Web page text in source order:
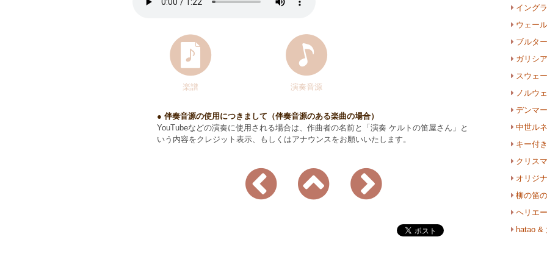
楽譜 演奏音源
● 伴奏音源の使用につきまして（伴奏音源のある楽曲の場合）
YouTubeなどの演奏に使用される場合は、作曲者の名前と「演奏 ケルトの笛屋さん」と
いう内容をクレジット表示、もしくはアナウンスをお願いいたします。
イング
ウェー
ブルタ
ガリシ
スウェ
ノルウ
デンマ
中世ル
キー付
クリス
オリジ
柳の笛
ヘリエ
hatao &